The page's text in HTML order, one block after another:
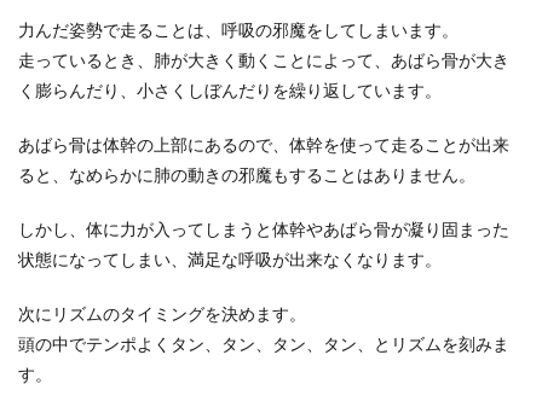
力んだ姿勢で走ることは、呼吸の邪魔をしてしまいます。
走っているとき、肺が大きく動くことによって、あばら骨が大き
く膨らんだり、小さくしぼんだりを繰り返しています。
あばら骨は体幹の上部にあるので、体幹を使って走ることが出来
ると、なめらかに肺の動きの邪魔もすることはありません。
しかし、体に力が入ってしまうと体幹やあばら骨が凝り固まった
状態になってしまい、満足な呼吸が出来なくなります。
次にリズムのタイミングを決めます。
頭の中でテンポよくタン、タン、タン、タン、とリズムを刻みま
す。